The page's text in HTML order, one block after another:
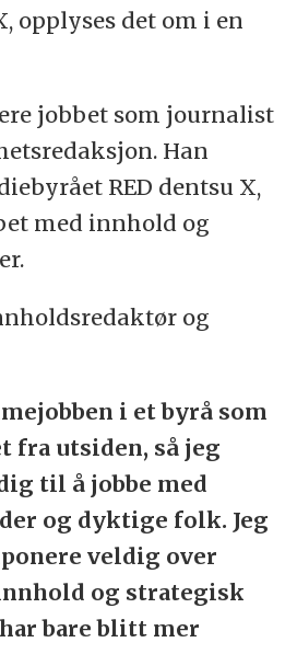
opplyses det om i en
jobbet som journalist
Han
RED dentsu X,
med innhold og
og
i et byrå som
fra utsiden, så jeg
til å jobbe med
og dyktige folk. Jeg
veldig over
og strategisk
bare blitt mer